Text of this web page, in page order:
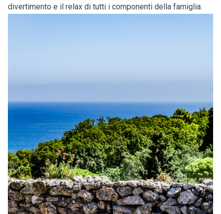
divertimento e il relax di tutti i componenti della famiglia.